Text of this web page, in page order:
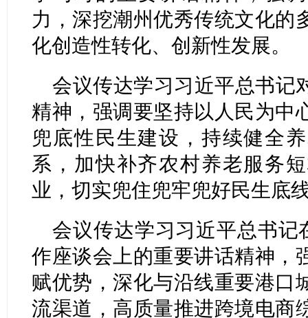
力，深挖潮州优秀传统文化的
化创造性转化、创新性发展。
会议传达学习习近平总书记
精神，强调要坚持以人民为中
兜底性民生建设，持续健全
系，加快补齐农村养老服务
业，切实兜住兜牢兜好民生底
会议传达学习习近平总书记
作座谈会上的重要讲话精神，
赋优势，深化与沿线重要港口
流渠道，高质量推进跨境电商